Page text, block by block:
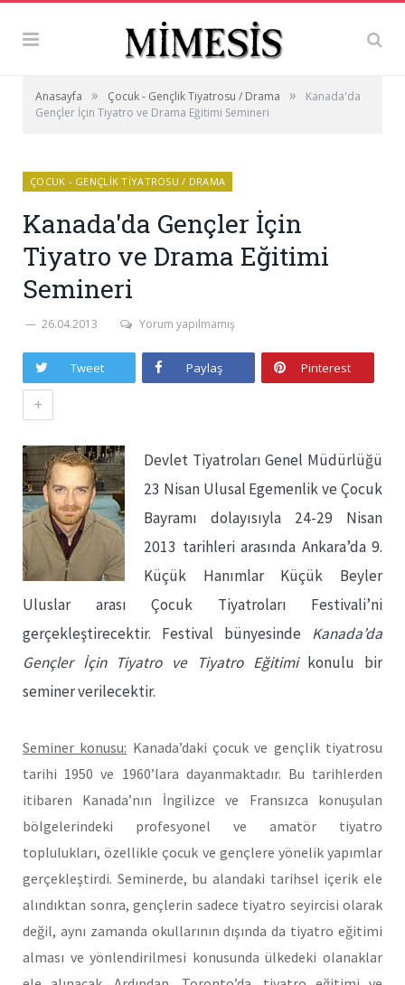
Anasayfa » Çocuk - Gençlik Tiyatrosu / Drama »
Kanada'da
Gençler İçin Tiyatro ve Drama Eğitimi Semineri
ÇOCUK - GENÇLIK TIYATROSU / DRAMA
Kanada'da Gençler İçin
Tiyatro ve Drama Eğitimi
Semineri
26.04.2013 Yorum yapılmamış
Tweet Paylaş Pinterest
+
Devlet Tiyatroları Genel Müdürlüğü
23 Nisan Ulusal Egemenlik ve Çocuk
Bayramı dolayısıyla 24-29 Nisan
2013 tarihleri arasında Ankara’da 9.
Küçük Hanımlar Küçük Beyler
Uluslar arası Çocuk Tiyatroları Festivali’ni
gerçekleştirecektir. Festival bünyesinde Kanada’da
Gençler İçin Tiyatro ve Tiyatro Eğitimi konulu bir
seminer verilecektir.
Seminer konusu: Kanada’daki çocuk ve gençlik tiyatrosu
tarihi 1950 ve 1960’lara dayanmaktadır. Bu tarihlerden
itibaren Kanada’nın İngilizce ve Fransızca konuşulan
bölgelerindeki profesyonel ve amatör tiyatro
toplulukları, özellikle çocuk ve gençlere yönelik yapımlar
gerçekleştirdi. Seminerde, bu alandaki tarihsel içerik ele
alındıktan sonra, gençlerin sadece tiyatro seyircisi olarak
değil, aynı zamanda okullarının dışında da tiyatro eğitimi
alması ve yönlendirilmesi konusunda ülkedeki olanaklar